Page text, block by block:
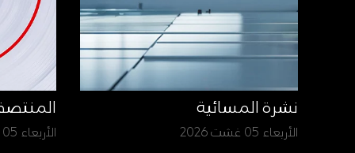
نشرة المسائية
الأربعاء 05 غشت 2026 الأربعاء 05 غشت 2026